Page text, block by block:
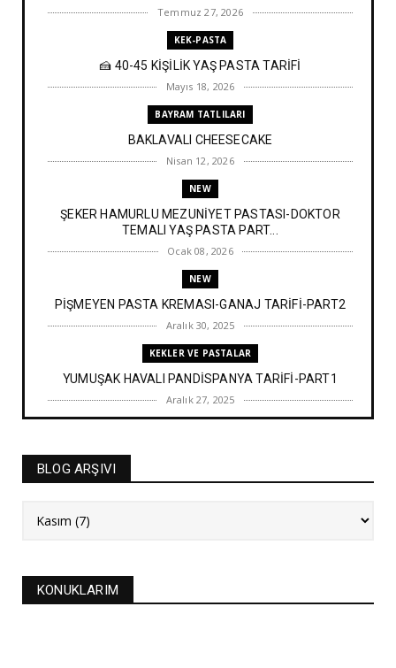
Temmuz 27, 2026
KEK-PASTA
🍰 40-45 KİŞİLİK YAŞ PASTA TARİFİ
Mayıs 18, 2026
BAYRAM TATLILARI
BAKLAVALI CHEESECAKE
Nisan 12, 2026
NEW
ŞEKER HAMURLU MEZUNİYET PASTASI-DOKTOR
TEMALI YAŞ PASTA PART...
Ocak 08, 2026
NEW
PİŞMEYEN PASTA KREMASI-GANAJ TARİFİ-PART2
Aralık 30, 2025
KEKLER VE PASTALAR
YUMUŞAK HAVALI PANDİSPANYA TARİFİ-PART1
Aralık 27, 2025
Alanya'nın düğünlerinin meşhur kurabiyesi- S
BLOG ARŞIVI
KONUKLARIM